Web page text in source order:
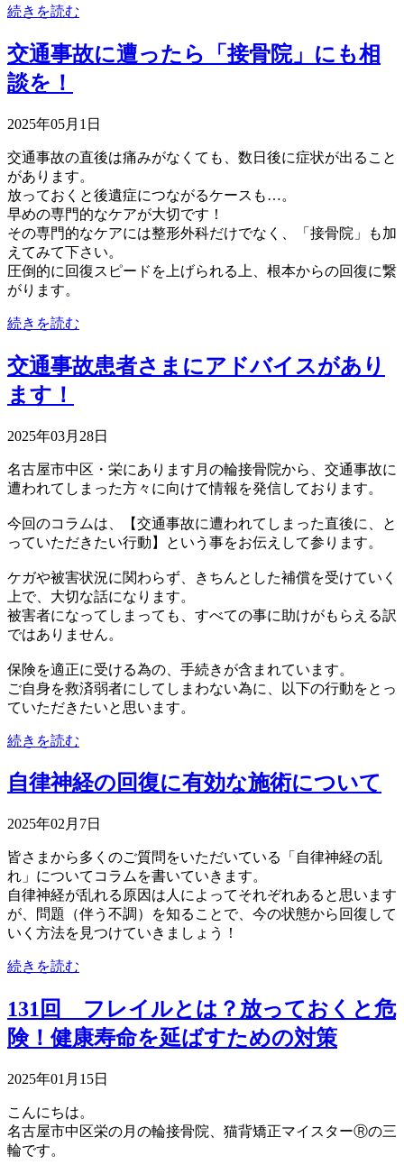
続きを読む
交通事故に遭ったら「接骨院」にも相
談を！
2025年05月1日
交通事故の直後は痛みがなくても、数日後に症状が出ること
があります。
放っておくと後遺症につながるケースも…。
早めの専門的なケアが大切です！
その専門的なケアには整形外科だけでなく、「接骨院」も加
えてみて下さい。
圧倒的に回復スピードを上げられる上、根本からの回復に繋
がります。
続きを読む
交通事故患者さまにアドバイスがあり
ます！
2025年03月28日
名古屋市中区・栄にあります月の輪接骨院から、交通事故に
遭われてしまった方々に向けて情報を発信しております。
今回のコラムは、【交通事故に遭われてしまった直後に、と
っていただきたい行動】という事をお伝えして参ります。
ケガや被害状況に関わらず、きちんとした補償を受けていく
上で、大切な話になります。
被害者になってしまっても、すべての事に助けがもらえる訳
ではありません。
保険を適正に受ける為の、手続きが含まれています。
ご自身を救済弱者にしてしまわない為に、以下の行動をとっ
ていただきたいと思います。
続きを読む
自律神経の回復に有効な施術について
2025年02月7日
皆さまから多くのご質問をいただいている「自律神経の乱
れ」についてコラムを書いていきます。
自律神経が乱れる原因は人によってそれぞれあると思います
が、問題（伴う不調）を知ることで、今の状態から回復して
いく方法を見つけていきましょう！
続きを読む
131回 フレイルとは？放っておくと危
険！健康寿命を延ばすための対策
2025年01月15日
こんにちは。
名古屋市中区栄の月の輪接骨院、猫背矯正マイスターⓇの三
輪です。